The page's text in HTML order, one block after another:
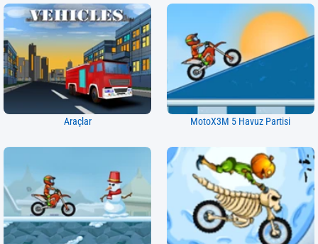
Araçlar MotoX3M 5 Havuz Partisi